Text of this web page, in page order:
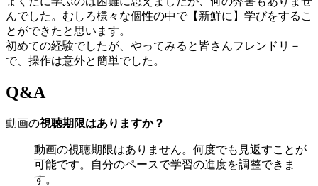
んでした。むしろ様々な個性の中で【新鮮に】学びをするこ
とができたと思います。
初めての経験でしたが、やってみると皆さんフレンドリ－
で、操作は意外と簡単でした。
Q&A
動画の視聴期限はありますか？
動画の視聴期限はありません。何度でも見返すことが
可能です。自分のペースで学習の進度を調整できま
す。